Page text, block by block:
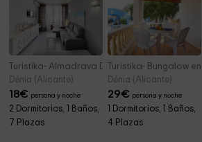
Turistika- Almadrava Dúplex
Dénia (Alicante)
18€ persona y noche
2 Dormitorios, 1 Baños,
7 Plazas
Turistika- Bungalow
Dénia (Alicante)
29€ persona y noche
1 Dormitorios, 1 Baños,
4 Plazas